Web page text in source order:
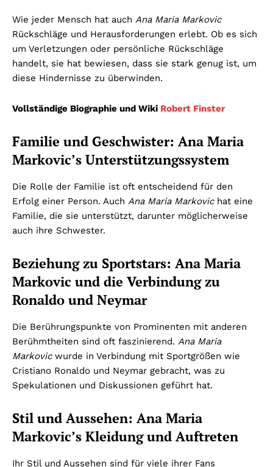
Wie jeder Mensch hat auch Ana Maria Markovic
Rückschläge und Herausforderungen erlebt. Ob es sich
um Verletzungen oder persönliche Rückschläge
handelt, sie hat bewiesen, dass sie stark genug ist, um
diese Hindernisse zu überwinden.
Vollständige Biographie und Wiki Robert Finster
Familie und Geschwister: Ana Maria
Markovic’s Unterstützungssystem
Die Rolle der Familie ist oft entscheidend für den
Erfolg einer Person. Auch Ana Maria Markovichat eine
Familie, die sie unterstützt, darunter möglicherweise
auch ihre Schwester.
Beziehung zu Sportstars: Ana Maria
Markovic und die Verbindung zu
Ronaldo und Neymar
Die Berührungspunkte von Prominenten mit anderen
Berühmtheiten sind oft faszinierend. Ana Maria
Markovicwurde in Verbindung mit Sportgrößen wie
Cristiano Ronaldo und Neymar gebracht, was zu
Spekulationen und Diskussionen geführt hat.
Stil und Aussehen: Ana Maria
Markovic’s Kleidung und Auftreten
Ihr Stil und Aussehen sind für viele ihrer Fans